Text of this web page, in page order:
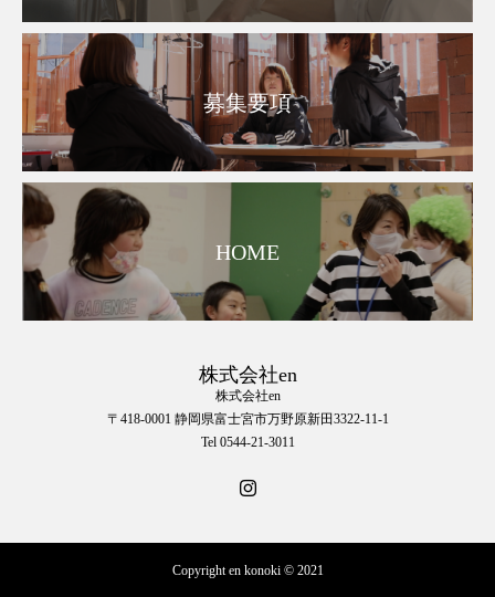
募集要項
HOME
株式会社en
株式会社en
〒418-0001 静岡県富士宮市万野原新田3322-11-1
Tel 0544-21-3011
Copyright en konoki © 2021